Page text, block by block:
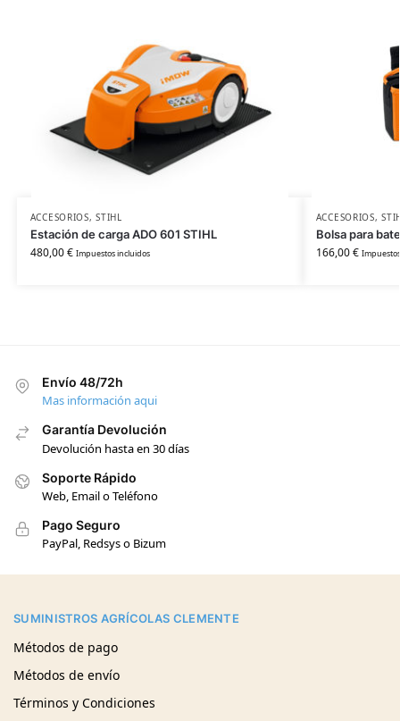
ACCESORIOS,STIHL
Estación de carga ADO 601 STIHL
480,00€ Impuestos incluidos
ACCESORIOS,
Bolsa para
166,00€
Envío 48/72h
Mas información aqui
Garantía Devolución
Devolución hasta en 30 días
Soporte Rápido
Web, Email o Teléfono
Pago Seguro
PayPal, Redsys o Bizum
SUMINISTROS AGRÍCOLAS CLEMENTE
Métodos de pago
Métodos de envío
Términos y Condiciones